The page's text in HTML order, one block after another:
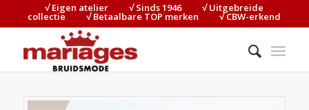
√ Eigen atelier⠀⠀⠀√ Sinds 1946⠀⠀⠀√ Uitgebreide
collectie⠀⠀⠀√ Betaalbare TOP merken⠀⠀⠀√ CBW-erkend